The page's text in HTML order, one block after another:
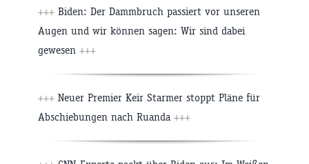
+++ Biden: Der Dammbruch passiert vor unseren
Augen und wir können sagen: Wir sind dabei
gewesen +++
+++ Neuer Premier Keir Starmer stoppt Pläne für
Abschiebungen nach Ruanda +++